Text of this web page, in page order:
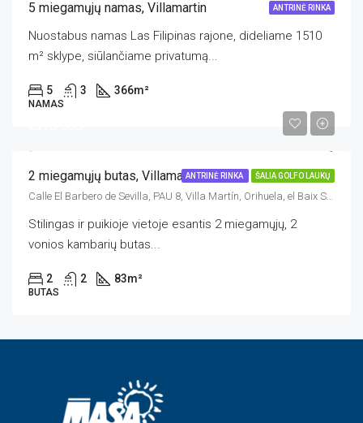
ANTRINĖ RINKA
5 miegamųjų namas, Villamartin
Nuostabus namas Las Filipinas rajone, dideliame 1510
m² sklype, siūlančiame privatumą...
5 3 366m²
NAMAS
ANTRINĖ RINKA ŠALIA GOLFO LAUKŲ
2 miegamųjų butas, Villamartin
Stilingas ir puikioje vietoje esantis 2 miegamųjų, 2
vonios kambarių butas...
2 2 83m²
BUTAS